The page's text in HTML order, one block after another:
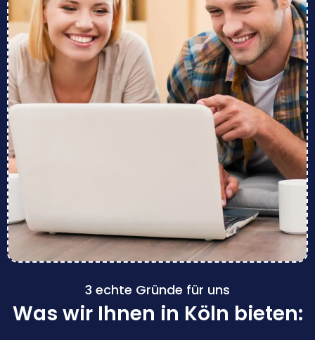
3 echte Gründe für uns
Was wir Ihnen in Köln bieten: